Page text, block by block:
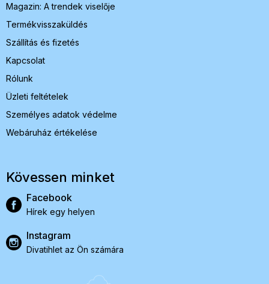
Magazin: A trendek viselője
Termékvisszaküldés
Szállítás és fizetés
Kapcsolat
Rólunk
Üzleti feltételek
Személyes adatok védelme
Webáruház értékelése
Kövessen minket
Facebook
Hírek egy helyen
Instagram
Divatihlet az Ön számára